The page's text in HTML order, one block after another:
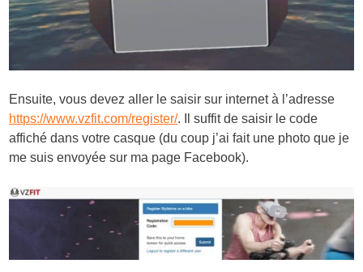
Ensuite, vous devez aller le saisir sur internet à l’adresse
https://www.vzfit.com/register/. Il suffit de saisir le code
affiché dans votre casque (du coup j’ai fait une photo que je
me suis envoyée sur ma page Facebook).